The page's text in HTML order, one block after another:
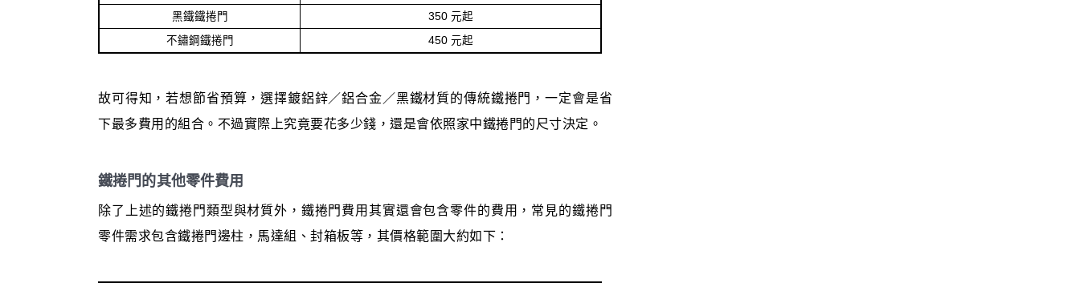
黑鐵鐵捲門
350 元起
不鏽鋼鐵捲門
450 元起
故可得知，若想節省預算，選擇鍍鋁鋅／鋁合金／黑鐵材質的傳統鐵捲門，一定會是省
下最多費用的組合。不過實際上究竟要花多少錢，還是會依照家中鐵捲門的尺寸決定。
鐵捲門的其他零件費用
除了上述的鐵捲門類型與材質外，鐵捲門費用其實還會包含零件的費用，常見的鐵捲門
零件需求包含鐵捲門邊柱，馬達組、封箱板等，其價格範圍大約如下：